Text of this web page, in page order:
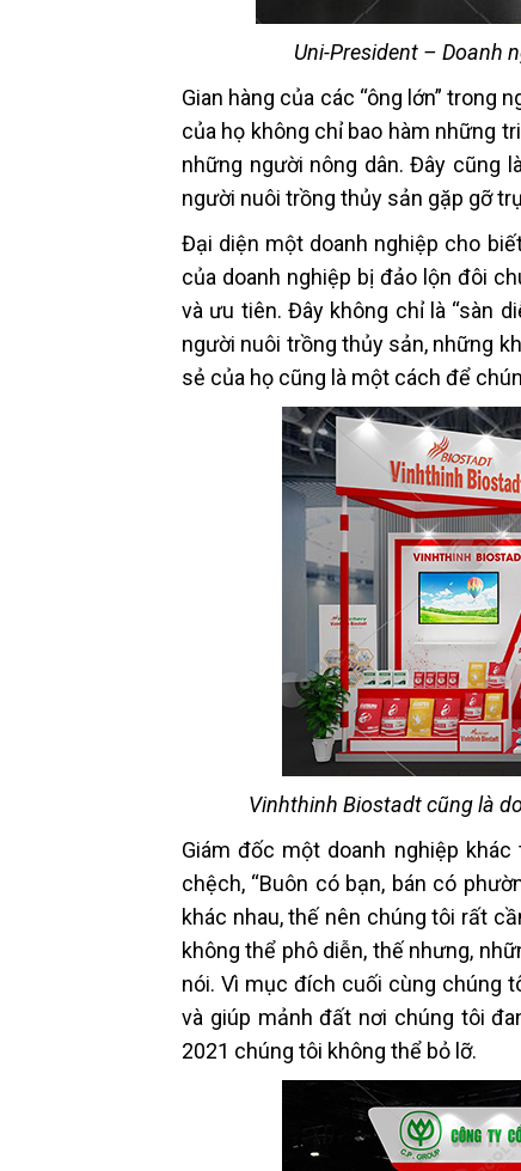
Uni-President – Doanh
Gian hàng của các “ông lớn” trong
của họ không chỉ bao hàm những
những người nông dân. Đây cũng
người nuôi trồng thủy sản gặp gỡ
Đại diện một doanh nghiệp cho
của doanh nghiệp bị đảo lộn đôi
và ưu tiên. Đây không chỉ là “sàn
người nuôi trồng thủy sản, những
sẻ của họ cũng là một cách để
Vinhthinh Biostadt cũng là
Giám đốc một doanh nghiệp
chệch, “Buôn có bạn, bán có
khác nhau, thế nên chúng tôi rất
không thể phô diễn, thế nhưng,
nói. Vì mục đích cuối cùng chúng
và giúp mảnh đất nơi chúng tôi
2021 chúng tôi không thể bỏ lỡ.